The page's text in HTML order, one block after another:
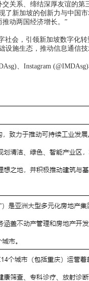
关系、缔结深厚友谊的第
了新加坡的创新力与中国
动两国经济增长。”
会，引领新加坡数字化
施生态，推动信息通信技
、Instagram